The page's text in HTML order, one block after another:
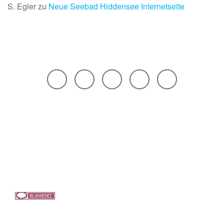
S. Eglerzu Neue Seebad Hiddensee Internetseite